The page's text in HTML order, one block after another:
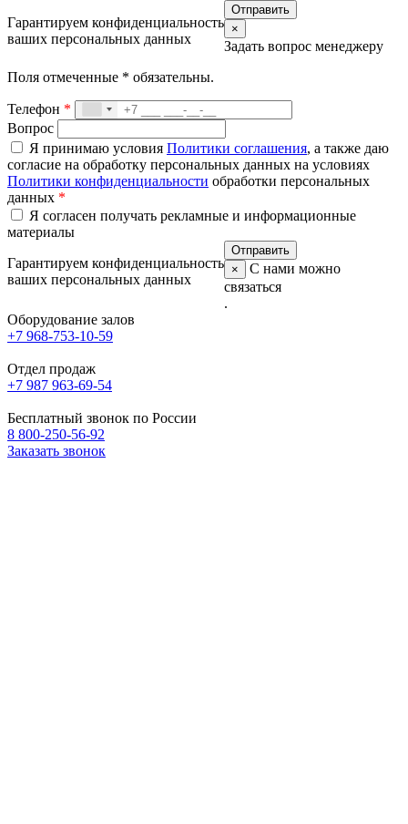
Гарантируем конфиденциальность
ваших персональных данных
×
Задать вопрос менеджеру
Поля отмеченные * обязательны.
Телефон *
Вопрос
Я принимаю условия Политики соглашения, а также даю
согласие на обработку персональных данных на условиях
Политики конфиденциальности обработки персональных
данных *
Я согласен получать рекламные и информационные
материалы
Гарантируем конфиденциальность
ваших персональных данных
×
С нами можно
связаться
.
Оборудование залов
+7 968-753-10-59
Отдел продаж
+7 987 963-69-54
Бесплатный звонок по России
8 800-250-56-92
Заказать звонок